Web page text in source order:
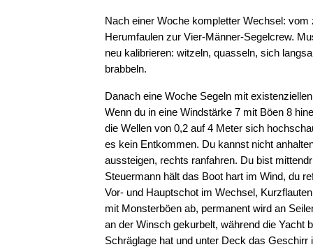
Nach einer Woche kompletter Wechsel: vom
Herumfaulen zur Vier-Männer-Segelcrew.
neu kalibrieren: witzeln, quasseln, sich
brabbeln.
Danach eine Woche Segeln mit
Wenn du in eine Windstärke 7 mit Böen 8
die Wellen von 0,2 auf 4 Meter sich
es kein Entkommen. Du kannst nicht
aussteigen, rechts ranfahren. Du bist
Steuermann hält das Boot hart im Wind, du
Vor- und Hauptschot im Wechsel,
mit Monsterböen ab, permanent wird an
an der Winsch gekurbelt, während die Yacht
Schräglage hat und unter Deck das Geschirr